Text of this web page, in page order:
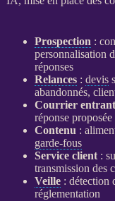
Prospection :
personnalisation
réponses
Relances: devis
abandonnés,
Courrier entrant
réponse proposée
Contenu :
garde-fous
Service client:
transmission des
Veille: détection
réglementation